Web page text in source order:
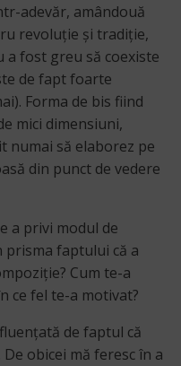
adevăr, amândouă
revoluție și tradiție,
a fost greu să coexiste
de fapt foarte
Forma de bis fiind
mici dimensiuni,
numai să elaborez pe
din punct de vedere
a privi modul de
faptului că a
Cum te-a
ce fel te-a motivat?
de faptul că
obicei mă feresc în a